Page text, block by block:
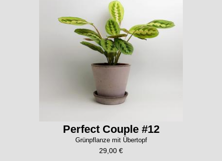
Perfect Couple #12
Grünpflanze mit Übertopf
29,00 €